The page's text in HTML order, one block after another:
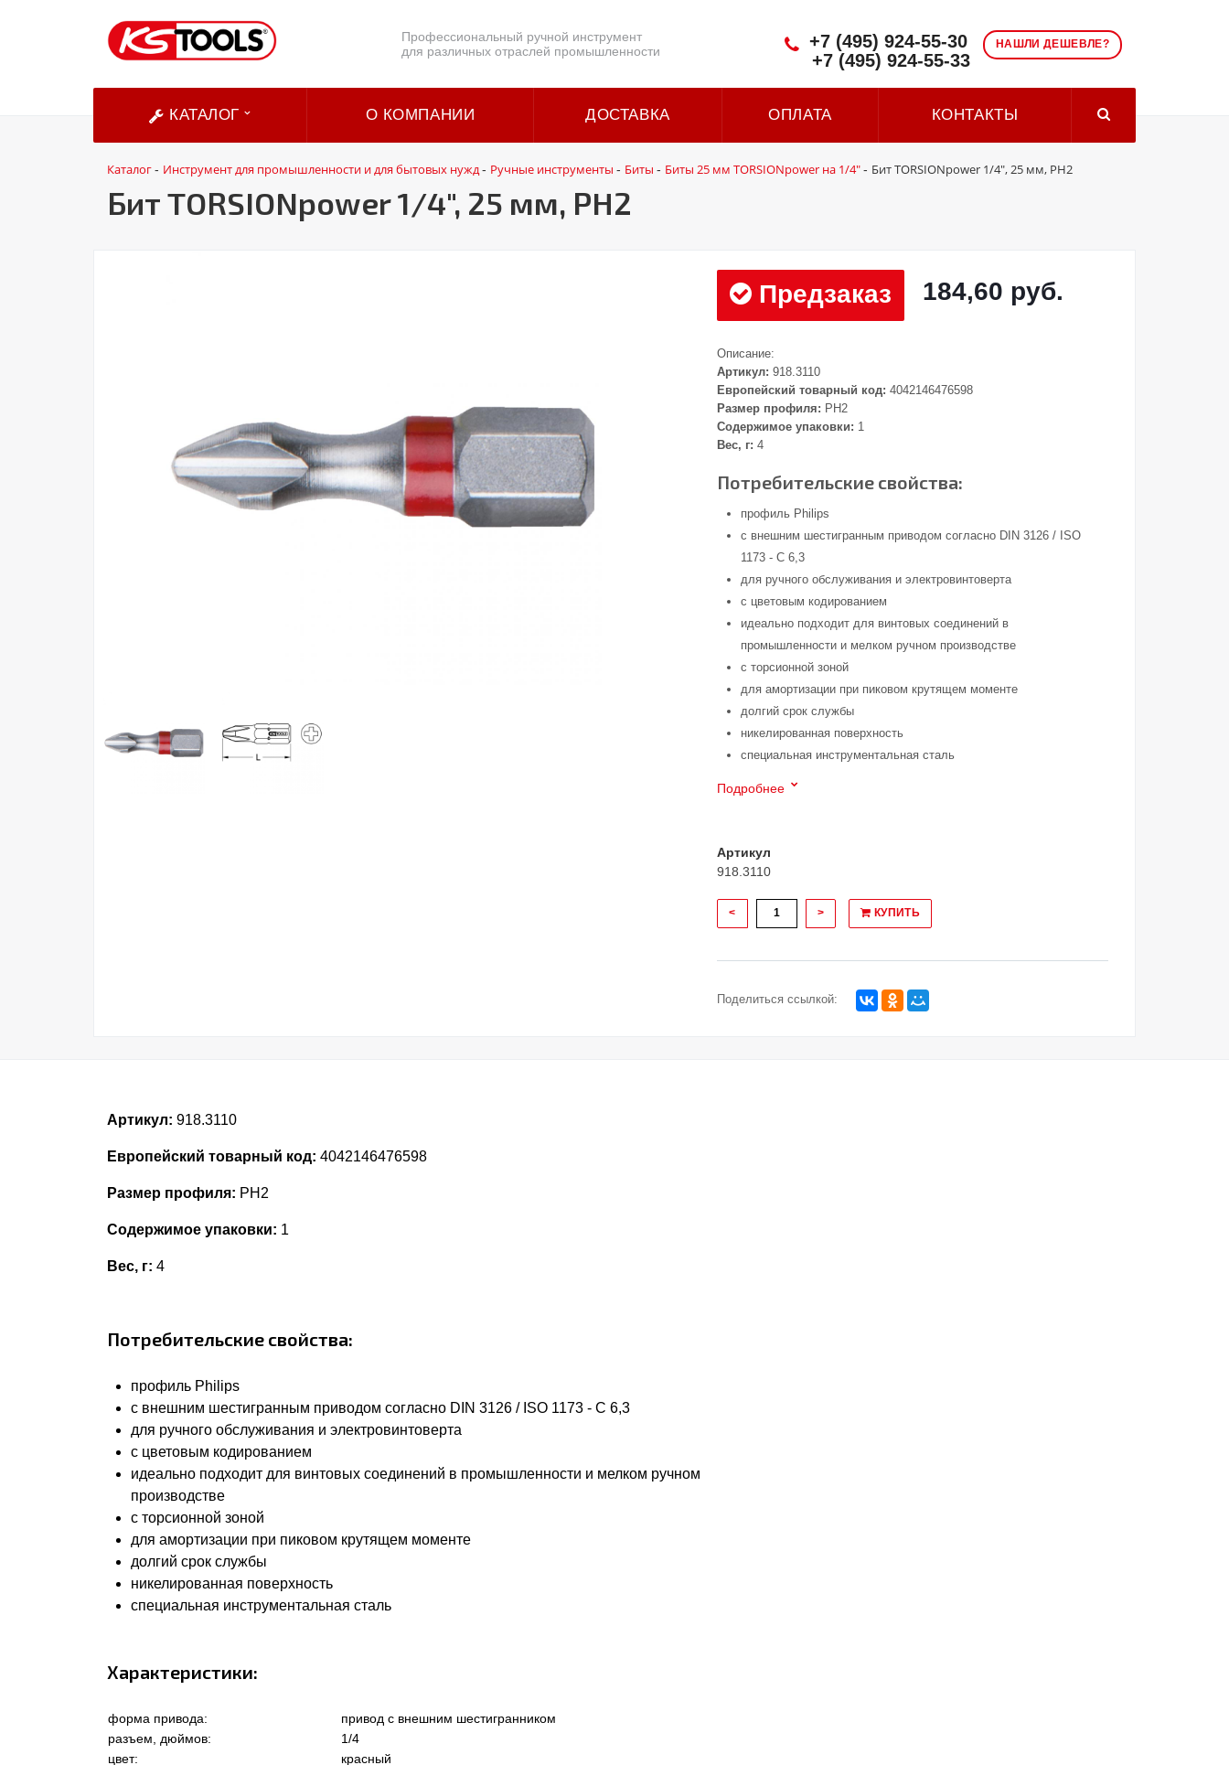
Профессиональный ручной инструмент
для различных отраслей промышленности
НАШЛИ ДЕШЕВЛЕ?
+7 (495) 924-55-30
+7 (495) 924-55-33
КАТАЛОГ О КОМПАНИИ ДОСТАВКА ОПЛАТА КОНТАКТЫ
Каталог- Инструмент для промышленности и для бытовых нужд- Ручные инструменты - Биты - Биты 25 мм TORSIONpower на 1/4"- Бит TORSIONpower 1/4", 25 мм, PH2
Бит TORSIONpower 1/4", 25 мм, PH2
Предзаказ 184,60 руб.
Описание:
Артикул: 918.3110
Европейский товарный код: 4042146476598
Размер профиля: PH2
Содержимое упаковки: 1
Вес, г: 4
Потребительские свойства:
профиль Philips
с внешним шестигранным приводом согласно DIN 3126 / ISO
1173 - C 6,3
для ручного обслуживания и электровинтоверта
с цветовым кодированием
идеально подходит для винтовых соединений в
промышленности и мелком ручном производстве
с торсионной зоной
для амортизации при пиковом крутящем моменте
долгий срок службы
никелированная поверхность
специальная инструментальная сталь
Подробнее
Артикул
918.3110
< > КУПИТЬ
Поделиться ссылкой:
Артикул: 918.3110
Европейский товарный код: 4042146476598
Размер профиля: PH2
Содержимое упаковки: 1
Вес, г: 4
Потребительские свойства:
профиль Philips
с внешним шестигранным приводом согласно DIN 3126 / ISO 1173 - C 6,3
для ручного обслуживания и электровинтоверта
с цветовым кодированием
идеально подходит для винтовых соединений в промышленности и мелком ручном
производстве
с торсионной зоной
для амортизации при пиковом крутящем моменте
долгий срок службы
никелированная поверхность
специальная инструментальная сталь
Характеристики:
форма привода:
привод с внешним шестигранником
разъем, дюймов:
1/4
цвет:
красный